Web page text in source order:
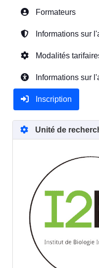
Formateurs
Informations sur
Modalités
Informations sur
Inscription
Unité de